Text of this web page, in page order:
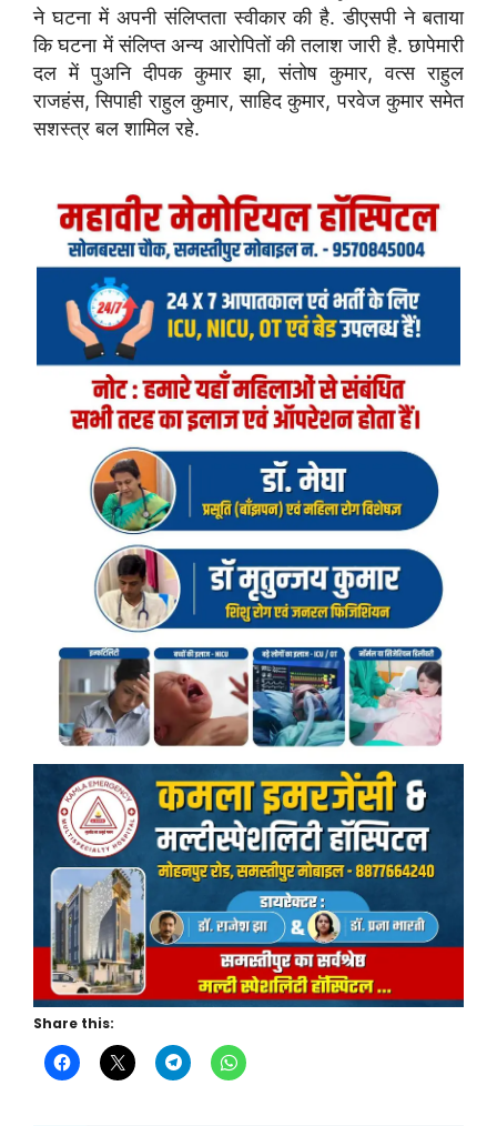
ने घटना में अपनी संलिप्तता स्वीकार की है. डीएसपी ने बताया
कि घटना में संलिप्त अन्य आरोपितों की तलाश जारी है. छापेमारी
दल में पुअनि दीपक कुमार झा, संतोष कुमार, वत्स राहुल
राजहंस, सिपाही राहुल कुमार, साहिद कुमार, परवेज कुमार समेत
सशस्त्र बल शामिल रहे.
Share this: